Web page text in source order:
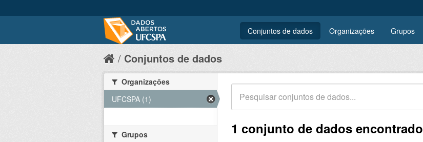
Conjuntos de dados Organizações Grupos
Conjuntos de dados
1 conjunto de dados encontrado
Organizações
UFCSPA (1)
Grupos